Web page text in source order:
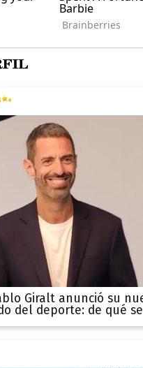
Giralt anunció su
del deporte: de qué